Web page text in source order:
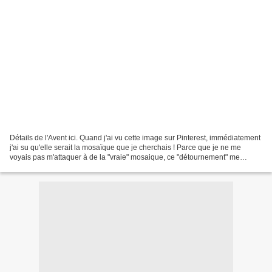
Détails de l'Avent ici. Quand j'ai vu cette image sur Pinterest, immédiatement
j'ai su qu'elle serait la mosaïque que je cherchais ! Parce que je ne me
voyais pas m'attaquer à de la "vraie" mosaique, ce "détournement" me